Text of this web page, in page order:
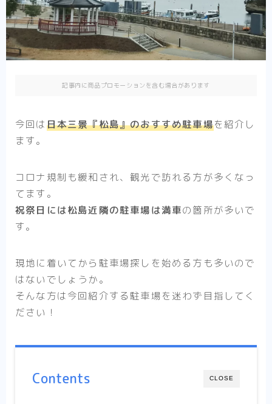
記事内に商品プロモーションを含む場合があります
今回は日本三景『松島』のおすすめ駐車場を紹介し
ます。
コロナ規制も緩和され、観光で訪れる方が多くなっ
てます。
祝祭日には松島近隣の駐車場は満車の箇所が多いで
す。
現地に着いてから駐車場探しを始める方も多いので
はないでしょうか。
そんな方は今回紹介する駐車場を迷わず目指してく
ださい！
CLOSE
Contents